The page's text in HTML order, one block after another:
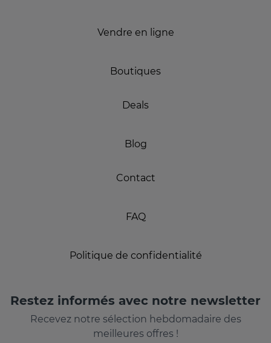
Vendre en ligne
Boutiques
Deals
Blog
Contact
FAQ
Politique de confidentialité
Restez informés avec notre newsletter
Recevez notre sélection hebdomadaire des
meilleures offres !